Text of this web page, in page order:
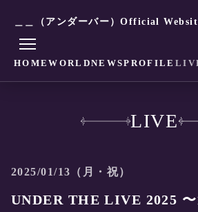
＿＿（アンダーバー）Official
HOMEWORLDNEWSPROFILE
LIVE
2025/01/13（月・祝）
UNDER THE LIVE 2025